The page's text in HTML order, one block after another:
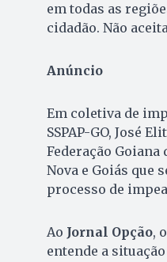
em todas as
cidadão. Não
Anúncio
Em coletiva de
SSPAP-GO, José
Federação
Nova e Goiás que
processo de
Ao Jornal Opção,
entende a